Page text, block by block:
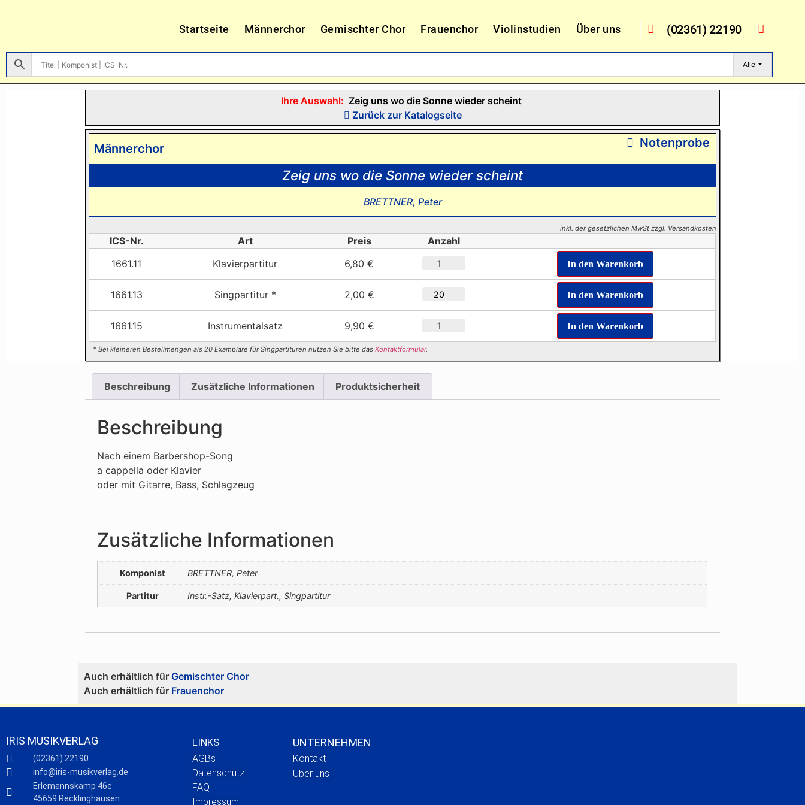
Startseite Männerchor Gemischter Chor Frauenchor Violinstudien Über uns (02361) 22190
Alle
Ihre Auswahl: Zeig uns wo die Sonne wieder scheint
Zurück zur Katalogseite
Männerchor Notenprobe
Zeig uns wo die Sonne wieder scheint
BRETTNER, Peter
inkl. der gesetzlichen MwSt zzgl. Versandkosten
ICS-Nr. Art Preis
Anzahl
1661.11
Klavierpartitur 6,80 €
1661.13 Singpartitur * 2,00 €
1661.15 Instrumentalsatz 9,90 €
* Bei kleineren Bestellmengen als 20 Examplare für Singpartituren nutzen Sie bitte das Kontaktformular.
Beschreibung Zusätzliche Informationen Produktsicherheit
Beschreibung
Nach einem Barbershop-Song
a cappella oder Klavier
oder mit Gitarre, Bass, Schlagzeug
Zusätzliche Informationen
Komponist BRETTNER, Peter
Partitur Instr.-Satz, Klavierpart., Singpartitur
Auch erhältlich fürGemischter Chor
Auch erhältlich für Frauenchor
IRIS MUSIKVERLAG
(02361) 22190
info@iris-musikverlag.de
Erlemannskamp 46c
45659 Recklinghausen
LINKS
AGBs
Datenschutz
FAQ
Impressum
UNTERNEHMEN
Kontakt
Über uns